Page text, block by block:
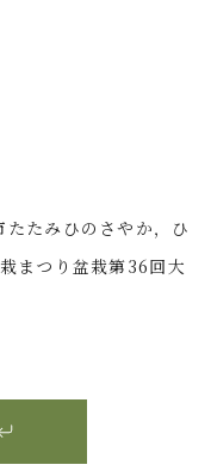
たたみ ひのさやか，ひ
まつり 盆栽第36回大